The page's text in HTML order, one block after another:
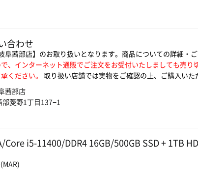
合わせ
阜茜部店】のお取り扱いとなります。商品についての詳細・
、インターネット通販でご注文をお受付いたしましても売
ください。
取り扱い店舗では実物をご確認の上、ご購入いた
茜部店
菱野1丁目137−1
Core i5-11400/DDR4 16GB/500GB SSD + 1TB